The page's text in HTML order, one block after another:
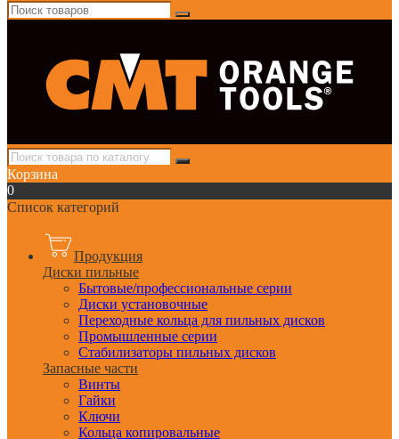
Корзина
0
Список категорий
Продукция
Диски пильные
Бытовые/профессиональные серии
Диски установочные
Переходные кольца для пильных дисков
Промышленные серии
Стабилизаторы пильных дисков
Запасные части
Винты
Гайки
Ключи
Кольца копировальные